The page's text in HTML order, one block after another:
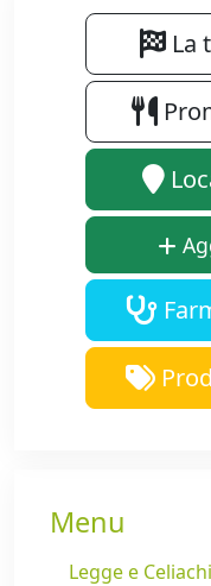
La
Menu
Legge e